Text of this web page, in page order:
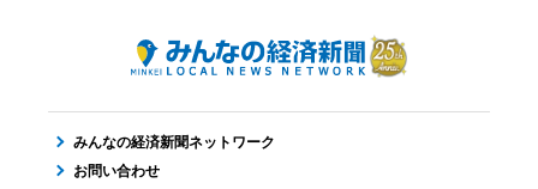
みんなの経済新聞ネットワーク
お問い合わせ